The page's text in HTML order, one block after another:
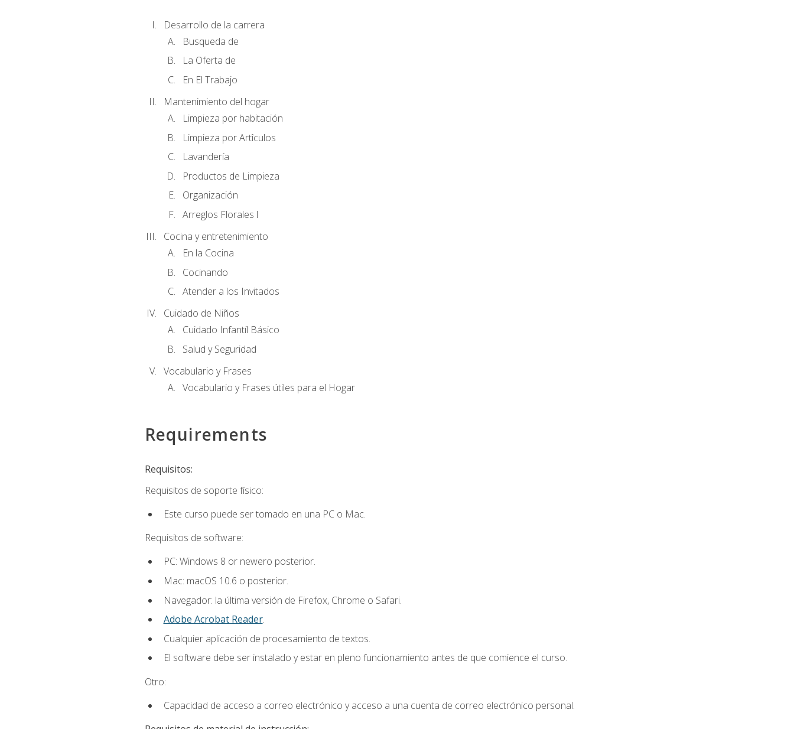
Desarrollo de la carrera
Busqueda de
La Oferta de
En El Trabajo
Mantenimiento del hogar
Limpieza por habitación
Limpieza por Artîculos
Lavandería
Productos de Limpieza
Organización
Arreglos Florales l
Cocina y entretenimiento
En la Cocina
Cocinando
Atender a los Invitados
Cuidado de Niños
Cuidado Infantíl Básico
Salud y Seguridad
Vocabulario y Frases
Vocabulario y Frases útiles para el Hogar
Requirements
Requisitos:
Requisitos de soporte físico:
Este curso puede ser tomado en una PC o Mac.
Requisitos de software:
PC: Windows 8 or newero posterior.
Mac: macOS 10.6 o posterior.
Navegador: la última versión de Firefox, Chrome o Safari.
Adobe Acrobat Reader.
Cualquier aplicación de procesamiento de textos.
El software debe ser instalado y estar en pleno funcionamiento antes de que comience el curso.
Otro:
Capacidad de acceso a correo electrónico y acceso a una cuenta de correo electrónico personal.